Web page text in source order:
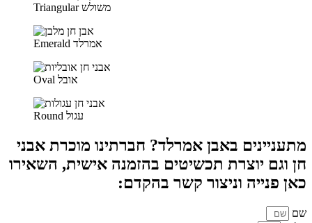
Triangular משולש
Emerald אמרלד
Oval אובל
Round עגול
מתעניינים באבן אמרלד? חברתינו מוכרת אבני
חן וגם יוצרת תכשיטים בהזמנה אישית, השאירו
כאן פנייה וניצור קשר בהקדם:
שם